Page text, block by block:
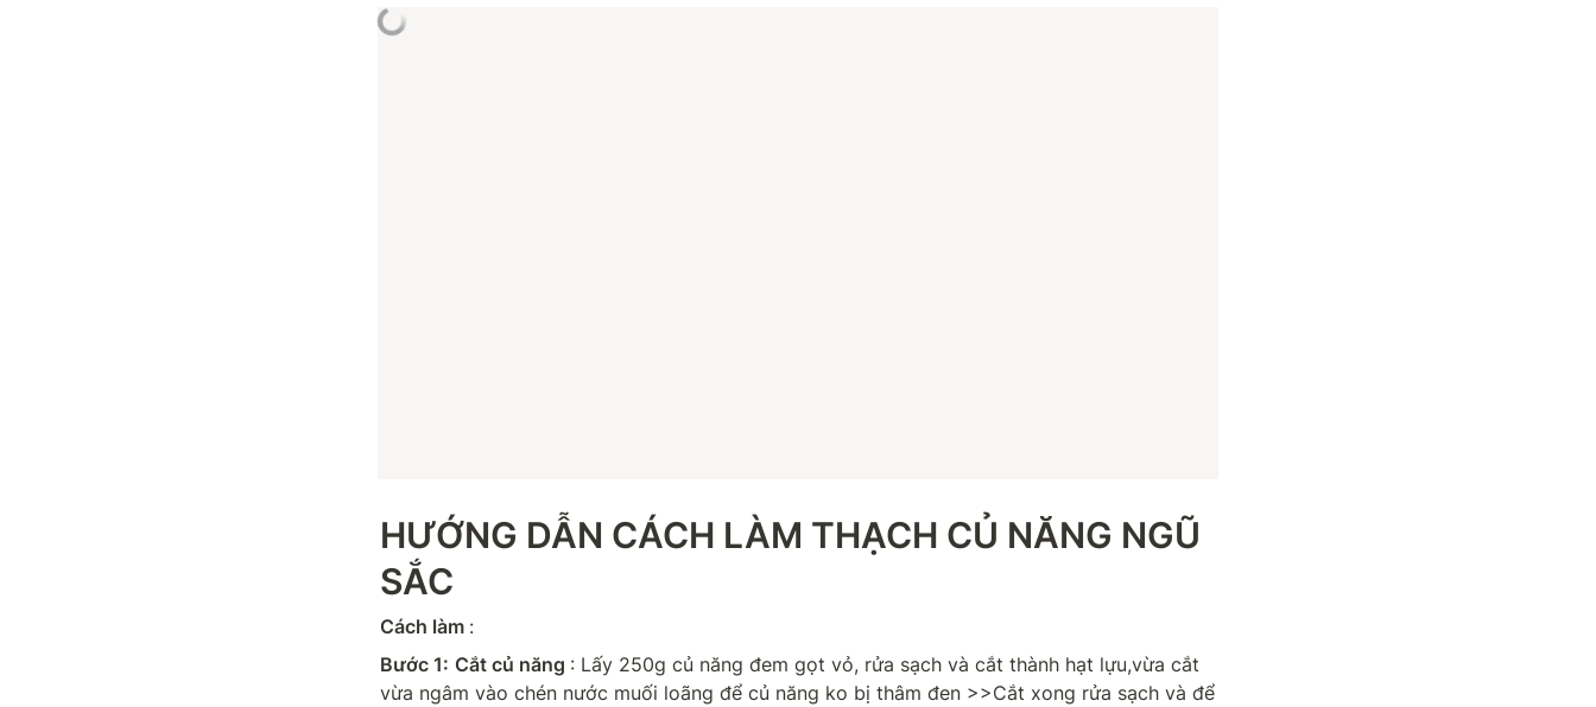
HƯỚNG DẪN CÁCH LÀM THẠCH CỦ NĂNG NGŨ
SẮC
Cách làm :
Bước 1: Cắt củ năng : Lấy 250g củ năng đem gọt vỏ, rửa sạch và cắt thành hạt lựu,vừa cắt
vừa ngâm vào chén nước muối loãng để củ năng ko bị thâm đen >>Cắt xong rửa sạch và để